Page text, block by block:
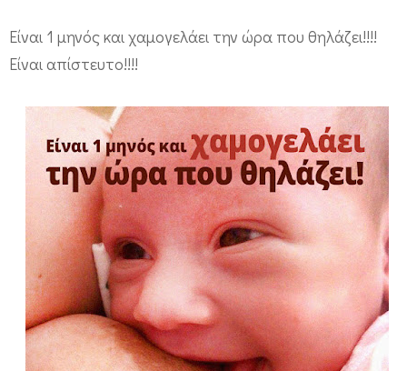
μ
ο
Είναι 1 μηνός και χαμογελάει την ώρα που θηλάζει!!!!
Είναι απίστευτο!!!!